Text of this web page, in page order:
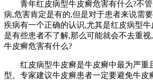
青年红皮病型牛皮癣危害有什么?不管
病,危害肯定是有的,但是对于患者来说需
疾病有一个正确的认识,尤其是红皮病型
是有些患者不了解,那么可能就会不去重
牛皮癣危害有什么?
红皮病型牛皮癣是牛皮癣中最为严重
型。专家建议牛皮癣患者一定要避免牛皮